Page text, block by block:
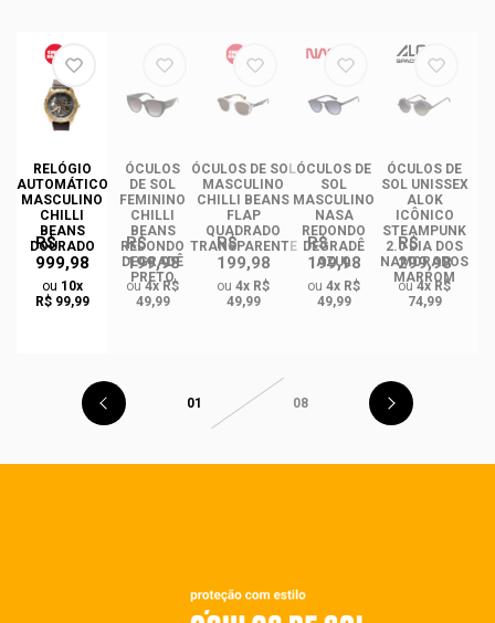
RELÓGIO
AUTOMÁTICO
MASCULINO
CHILLI
BEANS
DOURADO
R$
999,98
ou 10x
R$ 99,99
ÓCULOS
DE SOL
FEMININO
CHILLI
BEANS
REDONDO
DEGRADÊ
PRETO
R$
199,98
ou4x R$
49,99
ÓCULOS DE SOL
MASCULINO
CHILLI BEANS
FLAP
QUADRADO
TRANSPARENTE
R$
199,98
ou 4x R$
49,99
ÓCULOS DE
SOL
MASCULINO
NASA
REDONDO
DEGRADÊ
AZUL
R$
199,98
ou 4x R$
49,99
ÓCULOS DE
SOL UNISSEX
ALOK
ICÔNICO
STEAMPUNK
2.0 DIA DOS
NAMORADOS
MARROM
R$
299,98
ou4x R$
74,99
01 08